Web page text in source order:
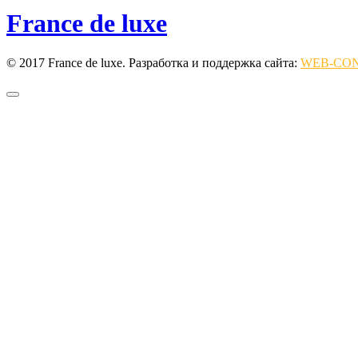
France de luxe
© 2017 France de luxe. Разработка и поддержка сайта: WEB-